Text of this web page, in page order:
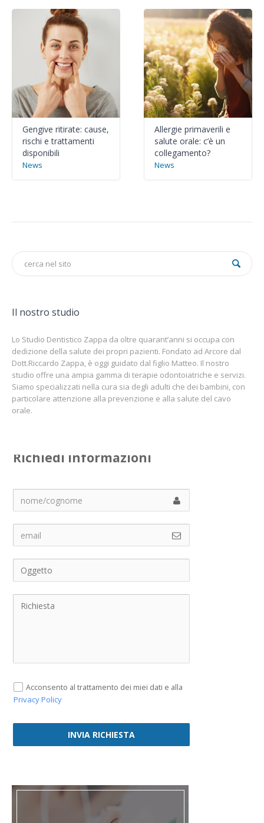
Gengive ritirate: cause,
rischi e trattamenti
disponibili
News
Allergie primaverili e
salute orale: c’è un
collegamento?
News
Il nostro studio
Lo Studio Dentistico Zappa da oltre quarant’anni si occupa con
dedizione della salute dei propri pazienti. Fondato ad Arcore dal
Dott.Riccardo Zappa, è oggi guidato dal figlio Matteo. Il nostro
studio offre una ampia gamma di terapie odontoiatriche e servizi.
Siamo specializzati nella cura sia degli adulti che dei bambini, con
particolare attenzione alla prevenzione e alla salute del cavo
orale.
Richiedi informazioni
Acconsento al trattamento dei miei dati e alla
Privacy Policy
INVIA RICHIESTA